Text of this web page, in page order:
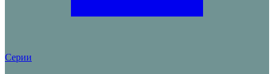
Серии